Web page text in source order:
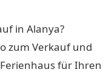
in Alanya?
zum Verkauf und
für Ihren